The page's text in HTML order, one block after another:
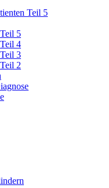
Teil 5
5
4
3
2